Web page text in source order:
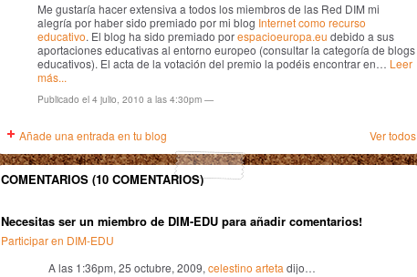
Me gustaría hacer extensiva a todos los miembros de las Red DIM mi
alegría por haber sido premiado por mi blog Internet como recurso
educativo. El blog ha sido premiado porespacioeuropa.eu debido a sus
aportaciones educativas al entorno europeo (consultar la categoría de blogs
educativos). El acta de la votación del premio la podéis encontrar en… Leer
más...
Publicado el 4 julio, 2010 a las 4:30pm —
Añade una entrada en tu blog Ver todos
COMENTARIOS (10 COMENTARIOS)
Necesitas ser un miembro de DIM-EDU para añadir comentarios!
Participar en DIM-EDU
A las 1:36pm, 25 octubre, 2009, celestino arteta dijo…